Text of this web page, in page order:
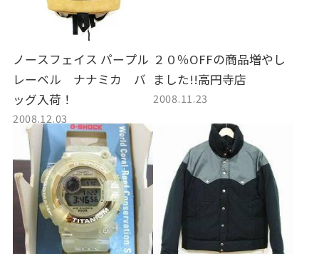
ノースフェイス パープル
レーベル ナナミカ バ
ッグ入荷！
2008.12.03
２０％OFFの商品増やし
ました!!高円寺店
2008.11.23